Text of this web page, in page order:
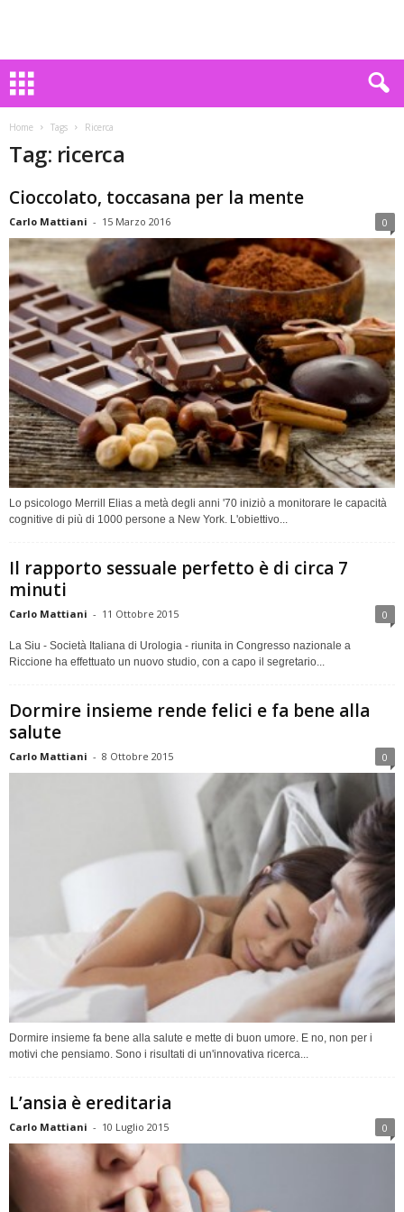
Home Tags Ricerca
Tag: ricerca
Cioccolato, toccasana per la mente
Carlo Mattiani - 15 Marzo 2016 0
Lo psicologo Merrill Elias a metà degli anni '70 iniziò a monitorare le capacità
cognitive di più di 1000 persone a New York. L'obiettivo...
Il rapporto sessuale perfetto è di circa 7
minuti
Carlo Mattiani - 11 Ottobre 2015 0
La Siu - Società Italiana di Urologia - riunita in Congresso nazionale a
Riccione ha effettuato un nuovo studio, con a capo il segretario...
Dormire insieme rende felici e fa bene alla
salute
Carlo Mattiani - 8 Ottobre 2015 0
Dormire insieme fa bene alla salute e mette di buon umore. E no, non per i
motivi che pensiamo. Sono i risultati di un'innovativa ricerca...
L’ansia è ereditaria
Carlo Mattiani - 10 Luglio 2015 0